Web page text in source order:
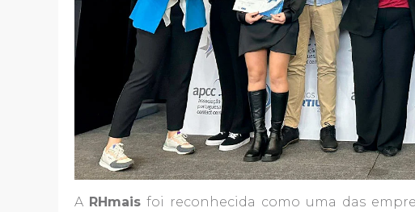
A RHmais foi reconhecida como uma das